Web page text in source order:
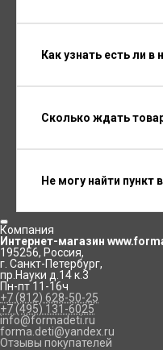
Как узнать есть ли
Сколько ждать
Не могу найти
Компания
Интернет-магазин
195256, Россия,
г. Санкт-Петербург,
пр.Науки д.14 к.3
Пн-пт 11-16ч
+7 (812) 628-50-25
+7 (495) 131-6025
info@formadeti.ru
forma.deti@yandex.ru
Отзывы покупателей